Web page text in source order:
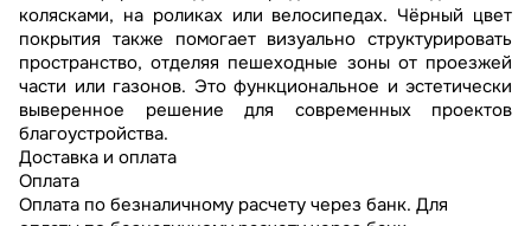
колясками, на роликах или велосипедах. Чёрный цвет
покрытия также помогает визуально структурировать
пространство, отделяя пешеходные зоны от проезжей
части или газонов. Это функциональное и эстетически
выверенное решение для современных проектов
благоустройства.
Доставка и оплата
Оплата
Оплата по безналичному расчету через банк. Для